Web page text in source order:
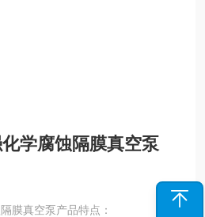
学腐蚀隔膜真空泵
膜真空泵产品特点：